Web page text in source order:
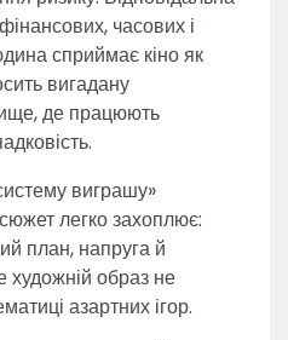
часових і
сприймає кіно як
вигадану
де працюють
виграшу»
легко захоплює:
план, напруга й
образ не
азартних ігор.